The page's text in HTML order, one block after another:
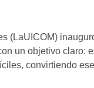
(LaUICOM)
un objetivo claro:
convirtiendo